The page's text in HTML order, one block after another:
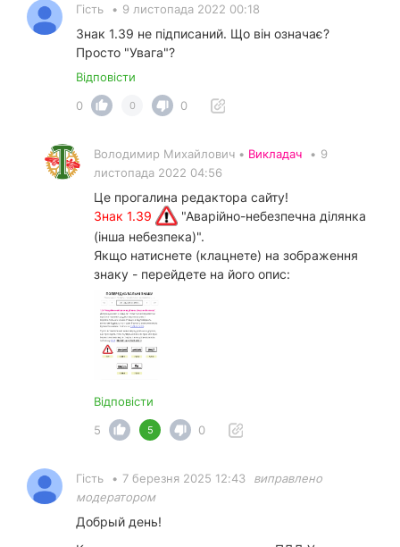
Гість • 9 листопада 2022 00:18
Знак 1.39 не підписаний. Що він означає?
Просто "Увага"?
Відповісти
0
0 0
Володимир Михайлович • Викладач • 9
листопада 2022 04:56
Це прогалина редактора сайту!
Знак 1.39
"Аварійно-небезпечна ділянка
(інша небезпека)".
Якщо натиснете (клацнете) на зображення
знаку - перейдете на його опис:
Відповісти
5
5 0
Гість • 7 березня 2025 12:43
виправлено
модератором
Добрый день!